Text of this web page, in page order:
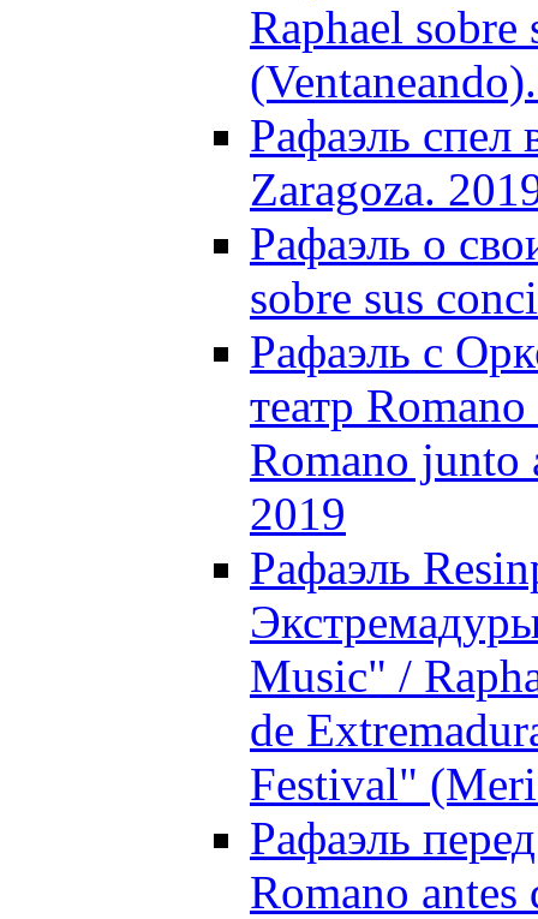
Raphael
Рафаэль спел
Zaragoza.
Рафаэль о
sobre sus
Рафаэль с
театр
Romano junto
2019
Рафаэль
Music" /
de
Festival"
Рафаэль
Romano